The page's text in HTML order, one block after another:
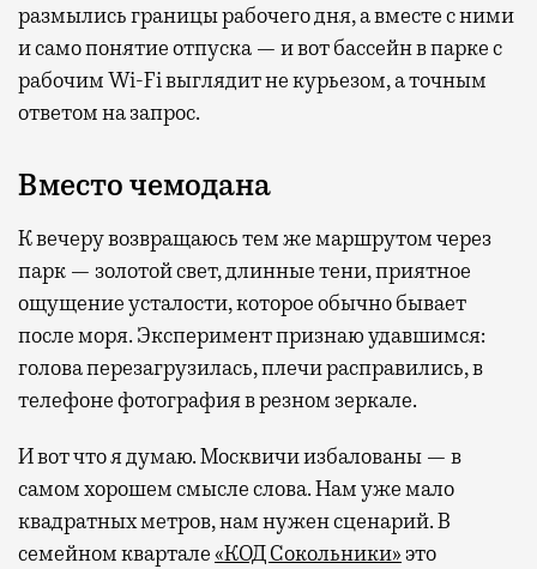
размылись границы рабочего дня, а вместе с ними
и само понятие отпуска — и вот бассейн в парке с
рабочим Wi-Fi выглядит не курьезом, а точным
ответом на запрос.
Вместо чемодана
К вечеру возвращаюсь тем же маршрутом через
парк — золотой свет, длинные тени, приятное
ощущение усталости, которое обычно бывает
после моря. Эксперимент признаю удавшимся:
голова перезагрузилась, плечи расправились, в
телефоне фотография в резном зеркале.
И вот что я думаю. Москвичи избалованы — в
самом хорошем смысле слова. Нам уже мало
квадратных метров, нам нужен сценарий. В
семейном квартале«КОД Сокольники»это